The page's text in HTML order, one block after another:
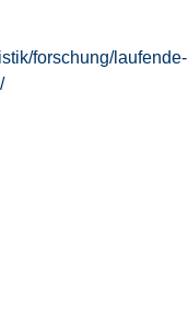
forschung/laufende-